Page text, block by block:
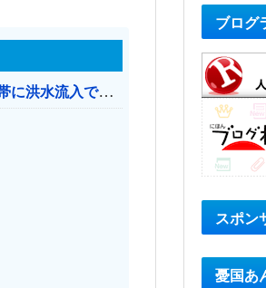
【おわった】 三峡ダム、豪雨で13基の水門を開き大規模放流開始か 下流の工場地帯に洪水流入で崩壊はじまる
ブログ
スポン
憂国あ